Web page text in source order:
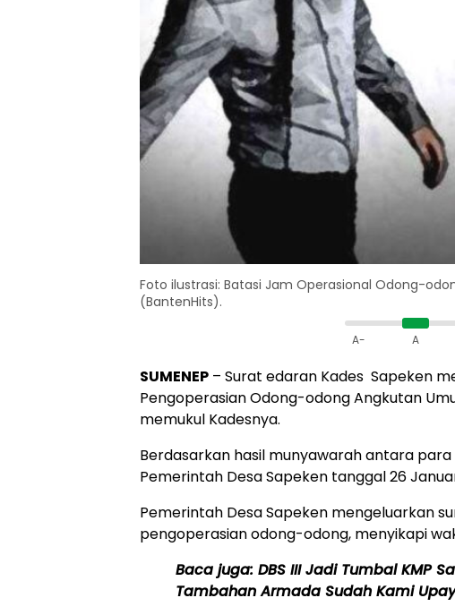
Foto ilustrasi: Batasi Jam Operasional Odong-
(BantenHits).
A- A
SUMENEP – Surat edaran Kades Sapeken
Pengoperasian Odong-odong Angkutan
memukul Kadesnya.
Berdasarkan hasil munyawarah antara
Pemerintah Desa Sapeken tanggal 26
Pemerintah Desa Sapeken mengeluarkan
pengoperasian odong-odong, menyikapi
Baca juga: DBS III Jadi Tumbal KMP
Tambahan Armada Sudah Kami